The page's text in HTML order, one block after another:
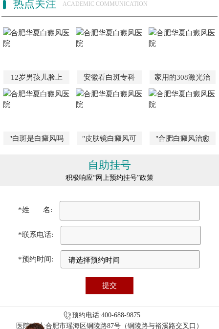
热点关注 ACADEMIC COMMUNICATION
12岁男孩儿脸上 安徽看白斑专科 家用的308激光治
"白斑是白癜风吗 "皮肤镜白癜风可 "合肥白癜风治愈
自助挂号
积极响应“网上预约挂号”政策
*姓 名:
*联系电话:
*预约时间:
预约电话:400-688-9875
医院地址:合肥市瑶海区铜陵路87号（铜陵路与裕溪路交叉口）